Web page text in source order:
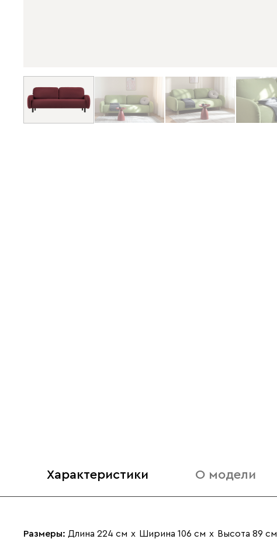
Характеристики О модели
Размеры: Длина 224 см х Ширина 106 см х Высота 89 см